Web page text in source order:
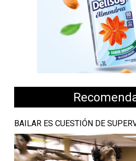
BAILAR ES CUESTIÓN DE